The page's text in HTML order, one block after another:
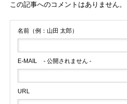
この記事へのコメントはありません。
名前（例：山田 太郎）
E-MAIL - 公開されません -
URL